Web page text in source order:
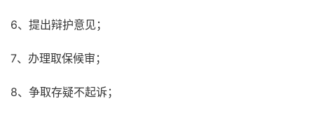
6、提出辩护意见；
7、办理取保候审；
8、争取存疑不起诉；